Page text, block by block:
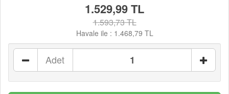
1.529,99 TL
1.593,73 TL
Havale ile : 1.468,79 TL
Adet